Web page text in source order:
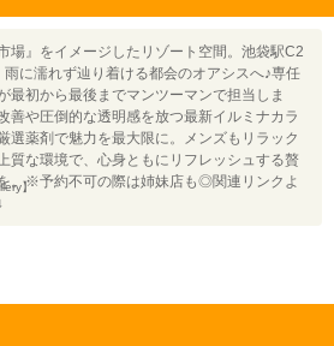
】
場』をイメージしたリゾート空間。池袋駅C2
雨に濡れず辿り着ける都会のオアシスへ♪専任
最初から最後までマンツーマンで担当しま
善や圧倒的な透明感を放つ最新イルミナカラ
選薬剤で魅力を最大限に。メンズもリラック
質な環境で、心身ともにリフレッシュする贅
。※予約不可の際は姉妹店も◎関連リンクよ